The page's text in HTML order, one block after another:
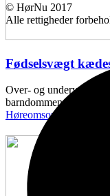
Fødselsvægt
Over- og undervægt
barndommen, kan
Høreomsorg
11:43
© HørNu 2017
Alle rettigheder